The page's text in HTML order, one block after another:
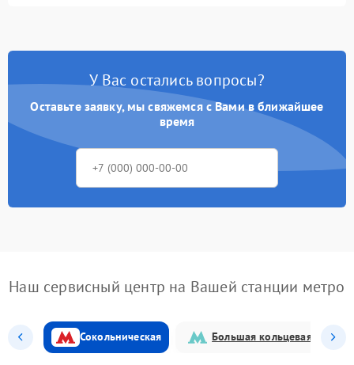
У Вас остались вопросы?
Оставьте заявку, мы свяжемся с Вами в ближайшее
время
Наш сервисный центр на Вашей станции метро
Сокольническая Большая кольцевая